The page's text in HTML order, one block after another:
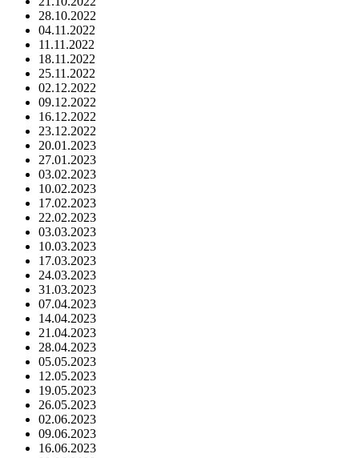
28.10.2022
04.11.2022
11.11.2022
18.11.2022
25.11.2022
02.12.2022
09.12.2022
16.12.2022
23.12.2022
20.01.2023
27.01.2023
03.02.2023
10.02.2023
17.02.2023
22.02.2023
03.03.2023
10.03.2023
17.03.2023
24.03.2023
31.03.2023
07.04.2023
14.04.2023
21.04.2023
28.04.2023
05.05.2023
12.05.2023
19.05.2023
26.05.2023
02.06.2023
09.06.2023
16.06.2023